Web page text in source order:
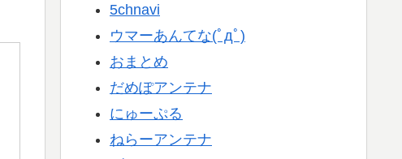
5chnavi
ウマーあんてな(ﾟдﾟ)
おまとめ
だめぽアンテナ
にゅーぷる
ねらーアンテナ